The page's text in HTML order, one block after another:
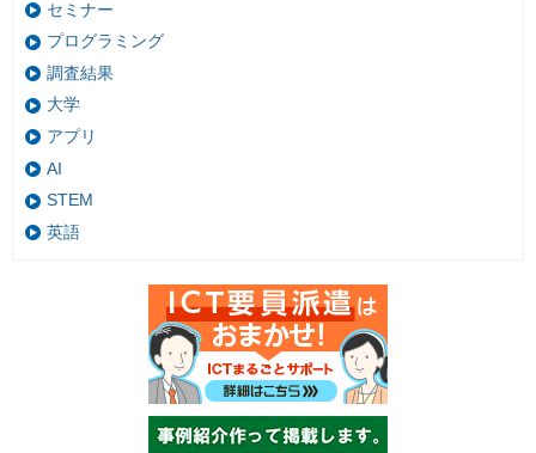
セミナー
プログラミング
調査結果
大学
アプリ
AI
STEM
英語